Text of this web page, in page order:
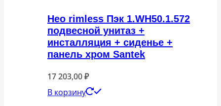
Нео rimless Пэк 1.WH50.1.572
подвесной унитаз +
инсталляция + сиденье +
панель хром Santek
17 203,00₽
В корзину